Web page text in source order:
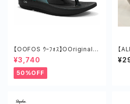
【OOFOS ｳｰﾌｫｽ】OOriginalS
portｳｰｵﾘｼﾞﾅﾙｽﾎﾟｰﾂ BLACK/A
QUA
¥3,740
50%OFF
【